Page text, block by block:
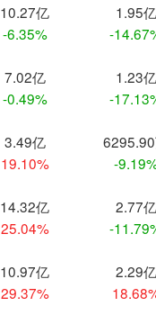
10.27亿
-6.35%
1.95亿
-
7.02亿
-0.49%
1.23亿
-
3.49亿
19.10%
-
14.32亿
25.04%
2.77亿
-
10.97亿
29.37%
2.29亿